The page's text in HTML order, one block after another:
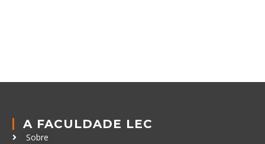
A FACULDADE LEC
Sobre